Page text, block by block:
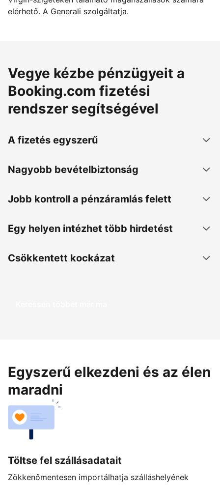
elérhető. A Generali szolgáltatja.
Vegye kézbe pénzügyeit a
Booking.com fizetési
rendszer segítségével
A fizetés egyszerű
Nagyobb bevételbiztonság
Jobb kontroll a pénzáramlás felett
Egy helyen intézhet több hirdetést
Csökkentett kockázat
Keressen többet már ma
Egyszerű elkezdeni és az élen
maradni
Töltse fel szállásadatait
Zökkenőmentesen importálhatja szálláshelyének